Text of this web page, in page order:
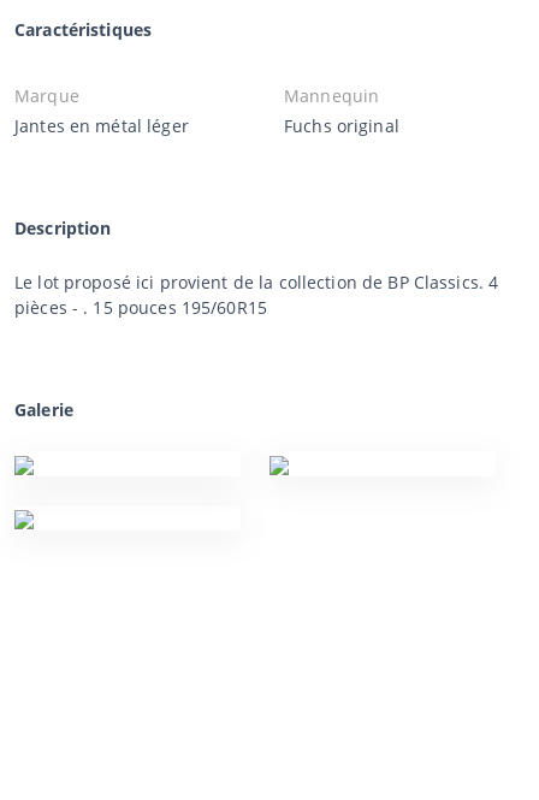
Caractéristiques
Marque
Jantes en métal léger
Mannequin
Fuchs original
Description
Le lot proposé ici provient de la collection de BP Classics. 4
pièces - . 15 pouces 195/60R15
Galerie